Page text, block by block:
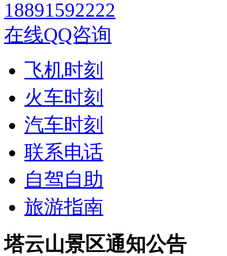
18891592222
在线QQ咨询
飞机时刻
火车时刻
汽车时刻
联系电话
自驾自助
旅游指南
塔云山景区通知公告